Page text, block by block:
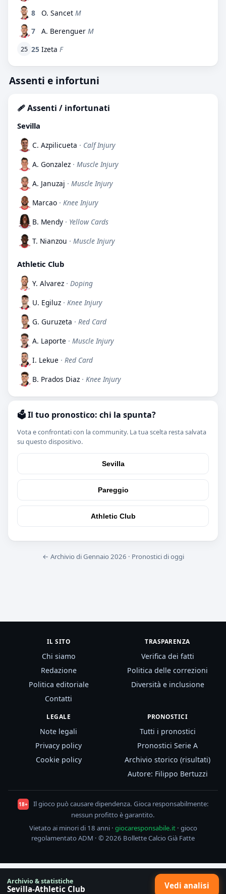
8
O. Sancet M
7
A. Berenguer M
25 25 Izeta F
Assenti e infortuni
🩹 Assenti / infortunati
Sevilla
C. Azpilicueta · Calf Injury
A. Gonzalez · Muscle Injury
A. Januzaj · Muscle Injury
Marcao · Knee Injury
B. Mendy · Yellow Cards
T. Nianzou · Muscle Injury
Athletic Club
Y. Alvarez · Doping
U. Egiluz · Knee Injury
G. Guruzeta · Red Card
A. Laporte · Muscle Injury
I. Lekue · Red Card
B. Prados Diaz · Knee Injury
🗳️ Il tuo pronostico: chi la spunta?
Vota e confrontati con la community. La tua scelta resta salvata
su questo dispositivo.
Sevilla
Pareggio
Athletic Club
← Archivio di Gennaio 2026 · Pronostici di oggi
IL SITO
Chi siamo
Redazione
Politica editoriale
Contatti
TRASPARENZA
Verifica dei fatti
Politica delle correzioni
Diversità e inclusione
LEGALE
Note legali
Privacy policy
Cookie policy
PRONOSTICI
Tutti i pronostici
Pronostici Serie A
Archivio storico (risultati)
Autore: Filippo Bertuzzi
18+
Il gioco può causare dipendenza. Gioca responsabilmente:
nessun profitto è garantito.
Vietato ai minori di 18 anni · giocaresponsabile.it· gioco
regolamentato ADM · © 2026 Bollette Calcio Già Fatte
Archivio & statistiche
Sevilla-Athletic Club Vedi analisi